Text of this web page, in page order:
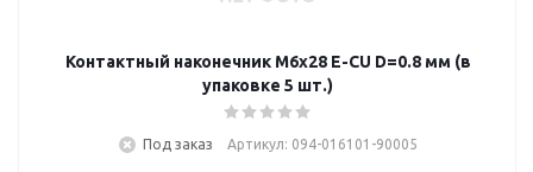
Контактный наконечник M6x28 E-CU D=0.8 мм (в
упаковке 5 шт.)
Под заказ Артикул: 094-016101-90005